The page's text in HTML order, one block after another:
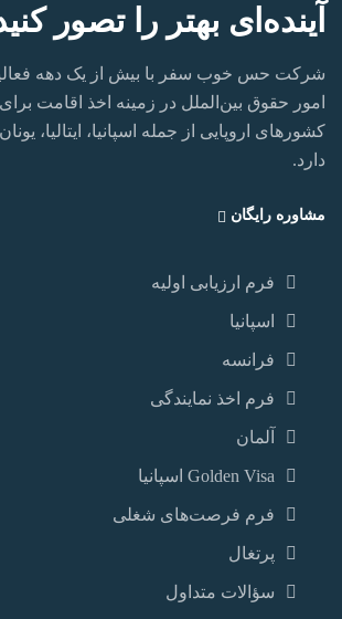
آینده‌ای بهتر را تصور
شرکت حس خوب سفر با بیش از یک دهه
امور حقوق بین‌الملل در زمینه اخذ اقامت
کشورهای اروپایی از جمله اسپانیا، ایتالیا،
دارد.‏
مشاوره رایگان
فرم ارزیابی اولیه
اسپانیا
فرانسه
فرم اخذ نمایندگی
آلمان
Golden Visa اسپانيا
فرم فرصت‌های شغلی
پرتغال
سؤالات متداول